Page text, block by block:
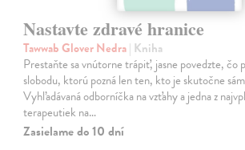
Nastavte zdravé hranice
Tawwab Glover Nedra| Kniha
Prestaňte sa vnútorne trápiť, jasne povedzte, čo
slobodu, ktorú pozná len ten, kto je skutočne
Vyhľadávaná odborníčka na vzťahy a jedna z
terapeutiek na…
Zasielame do 10 dní